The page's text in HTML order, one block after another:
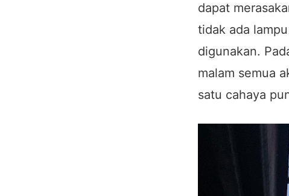
dapat
tidak ada
digunakan.
malam semua
satu cahaya